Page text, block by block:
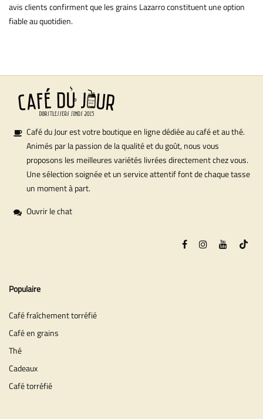
avis clients confirment que les grains Lazarro constituent une option
fiable au quotidien.
Café du Jour est votre boutique en ligne dédiée au café et au thé.
Animés par la passion de la qualité et du goût, nous vous
proposons les meilleures variétés livrées directement chez vous.
Une sélection soignée et un service attentif font de chaque tasse
un moment à part.
Ouvrir le chat
Populaire
Café fraîchement torréfié
Café en grains
Thé
Cadeaux
Café torréfié